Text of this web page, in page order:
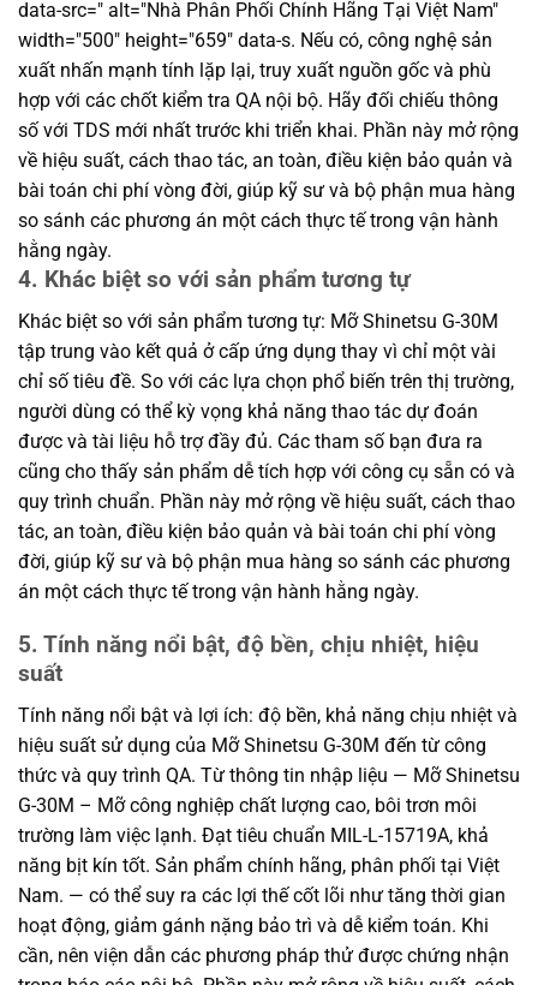
data-src=" alt="Nhà Phân Phối Chính Hãng Tại Việt Nam"
width="500" height="659" data-s. Nếu có, công nghệ sản
xuất nhấn mạnh tính lặp lại, truy xuất nguồn gốc và phù
hợp với các chốt kiểm tra QA nội bộ. Hãy đối chiếu thông
số với TDS mới nhất trước khi triển khai. Phần này mở rộng
về hiệu suất, cách thao tác, an toàn, điều kiện bảo quản và
bài toán chi phí vòng đời, giúp kỹ sư và bộ phận mua hàng
so sánh các phương án một cách thực tế trong vận hành
hằng ngày.
4. Khác biệt so với sản phẩm tương tự
Khác biệt so với sản phẩm tương tự: Mỡ Shinetsu G-30M
tập trung vào kết quả ở cấp ứng dụng thay vì chỉ một vài
chỉ số tiêu đề. So với các lựa chọn phổ biến trên thị trường,
người dùng có thể kỳ vọng khả năng thao tác dự đoán
được và tài liệu hỗ trợ đầy đủ. Các tham số bạn đưa ra
cũng cho thấy sản phẩm dễ tích hợp với công cụ sẵn có và
quy trình chuẩn. Phần này mở rộng về hiệu suất, cách thao
tác, an toàn, điều kiện bảo quản và bài toán chi phí vòng
đời, giúp kỹ sư và bộ phận mua hàng so sánh các phương
án một cách thực tế trong vận hành hằng ngày.
5. Tính năng nổi bật, độ bền, chịu nhiệt, hiệu
suất
Tính năng nổi bật và lợi ích: độ bền, khả năng chịu nhiệt và
hiệu suất sử dụng của Mỡ Shinetsu G-30M đến từ công
thức và quy trình QA. Từ thông tin nhập liệu — Mỡ Shinetsu
G-30M – Mỡ công nghiệp chất lượng cao, bôi trơn môi
trường làm việc lạnh. Đạt tiêu chuẩn MIL-L-15719A, khả
năng bịt kín tốt. Sản phẩm chính hãng, phân phối tại Việt
Nam. — có thể suy ra các lợi thế cốt lõi như tăng thời gian
hoạt động, giảm gánh nặng bảo trì và dễ kiểm toán. Khi
cần, nên viện dẫn các phương pháp thử được chứng nhận